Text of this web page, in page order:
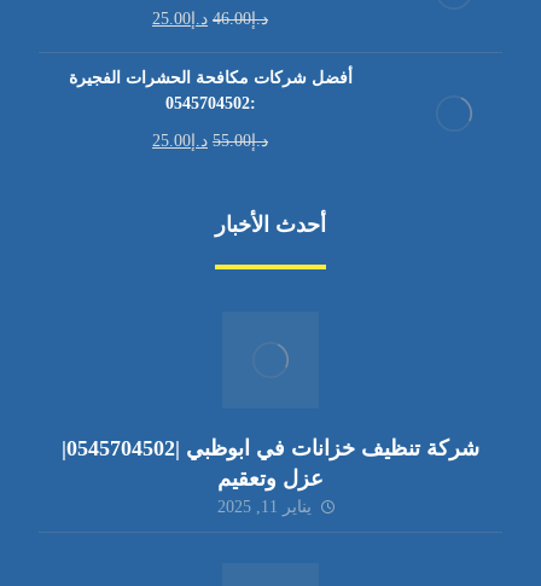
د.إ46.00 د.إ 25.00
أفضل شركات مكافحة الحشرات الفجيرة
:0545704502
د.إ55.00 د.إ 25.00
أحدث الأخبار
شركة تنظيف خزانات في ابوظبي |0545704502|
عزل وتعقيم
يناير 11, 2025